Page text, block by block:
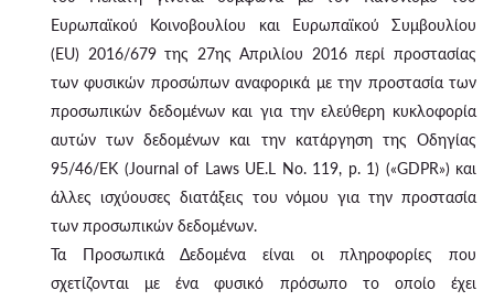
Ευρωπαϊκού Κοινοβουλίου και Ευρωπαϊκού Συμβουλίου
(EU) 2016/679 της 27ης Απριλίου 2016 περί προστασίας
των φυσικών προσώπων αναφορικά με την προστασία των
προσωπικών δεδομένων και για την ελεύθερη κυκλοφορία
αυτών των δεδομένων και την κατάργηση της Οδηγίας
95/46/ΕΚ (Journal of Laws UE.L No. 119, p. 1) («GDPR») και
άλλες ισχύουσες διατάξεις του νόμου για την προστασία
των προσωπικών δεδομένων.
Τα Προσωπικά Δεδομένα είναι οι πληροφορίες που
σχετίζονται με ένα φυσικό πρόσωπο το οποίο έχει